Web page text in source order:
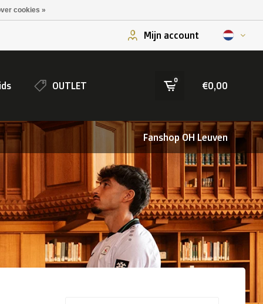
Mijn account
OUTLET
0
€0,00
Fanshop OH Leuven
cookies »